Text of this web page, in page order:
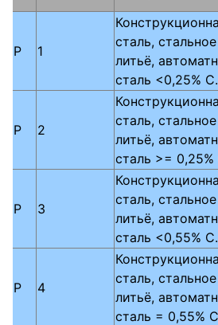
P 1
сталь, стальное
литьё,
сталь <0,25% C.
P 2
сталь, стальное
литьё,
сталь >= 0,25%
P 3
сталь, стальное
литьё,
сталь <0,55% C.
P 4
сталь, стальное
литьё,
сталь = 0,55%